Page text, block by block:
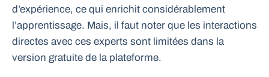
d’expérience, ce qui enrichit considérablement
l’apprentissage. Mais, il faut noter que les interactions
directes avec ces experts sont limitées dans la
version gratuite de la plateforme.